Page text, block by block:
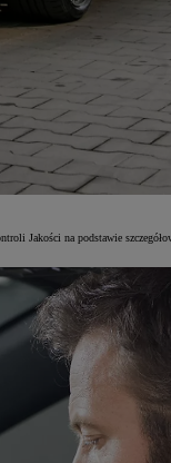
Jakości na podstawie